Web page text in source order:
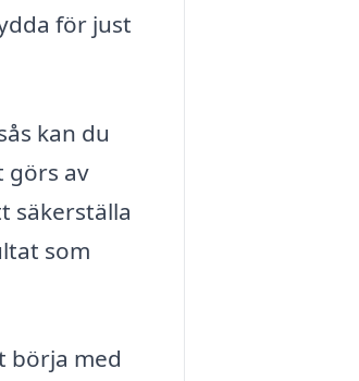
för just
kan du
görs av
säkerställa
som
börja med